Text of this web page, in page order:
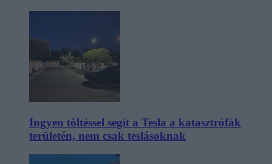
Ingyen töltéssel segít a Tesla a katasztrófák
területén, nem csak teslásoknak